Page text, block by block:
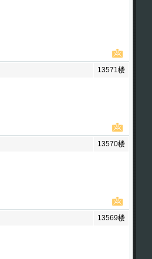
13571楼
13570楼
13569楼